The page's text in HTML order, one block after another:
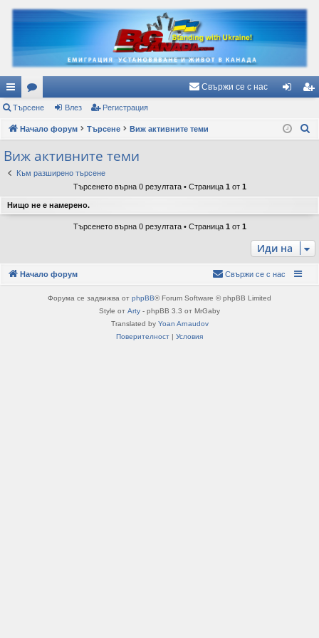
ъ
рз
и
вр
ки
ор
ум
Свържи се с нас
з ис
Търсене Влез Регистрация
Начало форум Търсене Виж активните теми
Виж активните теми
Към разширено търсене
Търсенето върна 0 резултата • Страница 1 от 1
Нищо не е намерено.
Търсенето върна 0 резултата • Страница 1 от 1
Иди на
Начало форум Свържи се с нас
Форума се задвижва от phpBB® Forum Software © phpBB Limited
Style от Arty - phpBB 3.3 от MrGaby
Translated by Yoan Arnaudov
Поверителност | Условия